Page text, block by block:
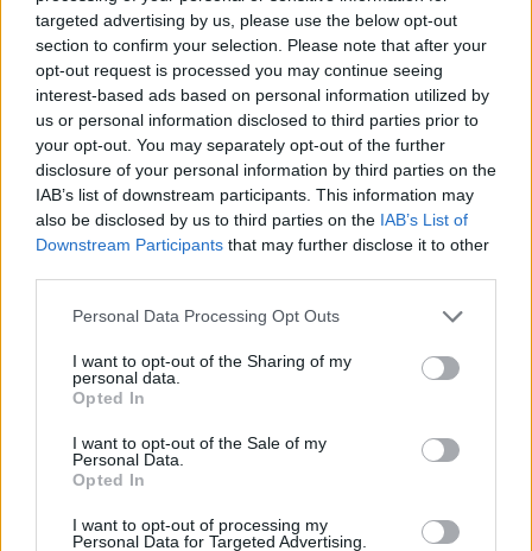
targeted advertising by us, please use the below opt-out
section to confirm your selection. Please note that after your
opt-out request is processed you may continue seeing
interest-based ads based on personal information utilized by
us or personal information disclosed to third parties prior to
your opt-out. You may separately opt-out of the further
disclosure of your personal information by third parties on the
IAB’s list of downstream participants. This information may
also be disclosed by us to third parties on the IAB’s List of
Downstream Participants that may further disclose it to other
Personal Data Processing Opt Outs
I want to opt-out of the Sharing of my
personal data.
Opted In
I want to opt-out of the Sale of my
Personal Data.
Opted In
I want to opt-out of processing my
Personal Data for Targeted Advertising.
Σχολιάζοντας κατά πόσο είμαστε έτοιμοι για
ένα τέτοιο φαινόμενο και εάν θα αντέξουν οι
δομές απάντησε: «Τολμώ να πω ότι θα
αντέξουν. Είμαστε σε πάρα πολύ καλύτερη
κατάσταση απ’ ό,τι ήμασταν το 1981. Θα
πρέπει να σημειώσω ότι το 1984 – 86 έγινε ο
αντισεισμικός κανονισμός, ο οποίος είναι
ένας κανονισμός από τους καλύτερους στον
κόσμο και αυτό οφείλεται ουσιαστικά στις
προσπάθειες της ελληνικής επιστημονικής
κοινότητας, των μηχανικών και των